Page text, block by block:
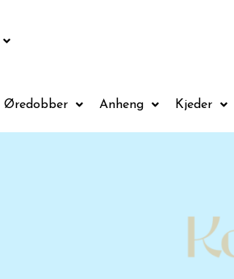
Øredobber Anheng Kjeder